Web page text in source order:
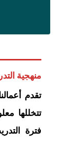
منهجية
تقدم
تتخللها
فترة